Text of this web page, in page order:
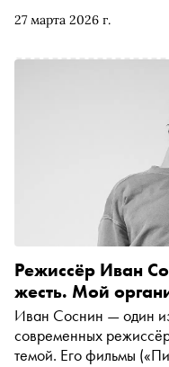
27 марта 2026 г.
Режиссёр Иван
жесть. Мой
Иван Соснин — один
современных
темой. Его фильмы